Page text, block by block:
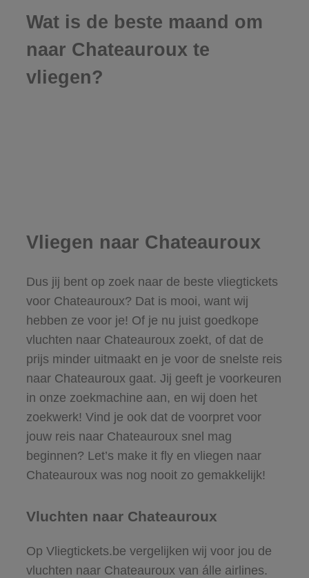
Wat is de beste maand om
naar Chateauroux te
vliegen?
Vliegen naar Chateauroux
Dus jij bent op zoek naar de beste vliegtickets
voor Chateauroux? Dat is mooi, want wij
hebben ze voor je! Of je nu juist goedkope
vluchten naar Chateauroux zoekt, of dat de
prijs minder uitmaakt en je voor de snelste reis
naar Chateauroux gaat. Jij geeft je voorkeuren
in onze zoekmachine aan, en wij doen het
zoekwerk! Vind je ook dat de voorpret voor
jouw reis naar Chateauroux snel mag
beginnen? Let’s make it fly en vliegen naar
Chateauroux was nog nooit zo gemakkelijk!
Vluchten naar Chateauroux
Op Vliegtickets.be vergelijken wij voor jou de
vluchten naar Chateauroux van álle airlines.